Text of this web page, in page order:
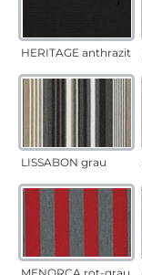
HERITAGE anthrazit
LISSABON grau